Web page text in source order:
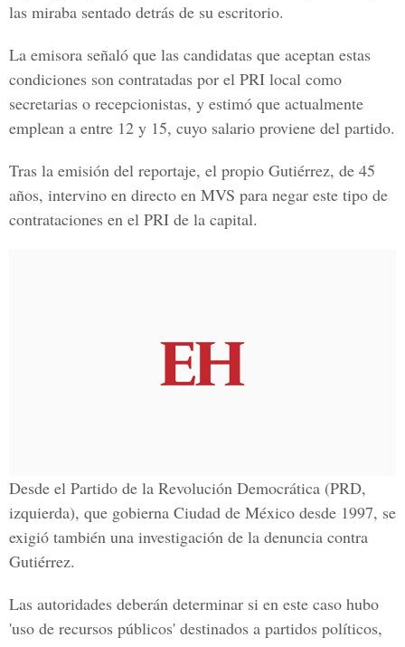
las miraba sentado detrás de su escritorio.
La emisora señaló que las candidatas que aceptan estas
condiciones son contratadas por el PRI local como
secretarias o recepcionistas, y estimó que actualmente
emplean a entre 12 y 15, cuyo salario proviene del partido.
Tras la emisión del reportaje, el propio Gutiérrez, de 45
años, intervino en directo en MVS para negar este tipo de
contrataciones en el PRI de la capital.
Desde el Partido de la Revolución Democrática (PRD,
izquierda), que gobierna Ciudad de México desde 1997, se
exigió también una investigación de la denuncia contra
Gutiérrez.
Las autoridades deberán determinar si en este caso hubo
'uso de recursos públicos' destinados a partidos políticos,